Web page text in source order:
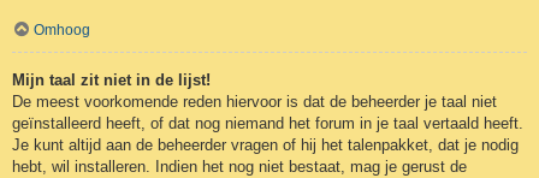
Omhoog
Mijn taal zit niet in de lijst!
De meest voorkomende reden hiervoor is dat de beheerder je taal niet
geïnstalleerd heeft, of dat nog niemand het forum in je taal vertaald heeft.
Je kunt altijd aan de beheerder vragen of hij het talenpakket, dat je nodig
hebt, wil installeren. Indien het nog niet bestaat, mag je gerust de